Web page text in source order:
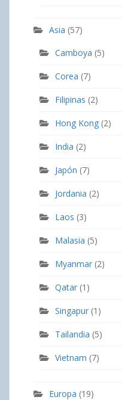
Asia (57)
Camboya (5)
Corea (7)
Filipinas (2)
Hong Kong (2)
India (2)
Japón (7)
Jordania (2)
Laos (3)
Malasia (5)
Myanmar (2)
Qatar (1)
Singapur (1)
Tailandia (5)
Vietnam (7)
Europa (19)